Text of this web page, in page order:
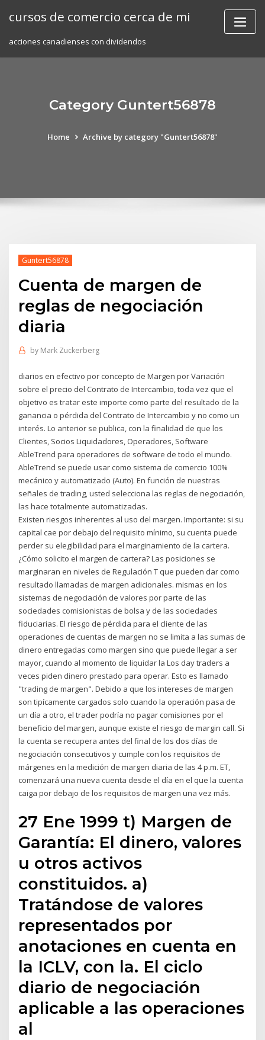
cursos de comercio cerca de mi
acciones canadienses con dividendos
Category Guntert56878
Home Archive by category "Guntert56878"
Guntert56878
Cuenta de margen de
reglas de negociación
diaria
by Mark Zuckerberg
diarios en efectivo por concepto de Margen por Variación
sobre el precio del Contrato de Intercambio, toda vez que el
objetivo es tratar este importe como parte del resultado de la
ganancia o pérdida del Contrato de Intercambio y no como un
interés. Lo anterior se publica, con la finalidad de que los
Clientes, Socios Liquidadores, Operadores, Software
AbleTrend para operadores de software de todo el mundo.
AbleTrend se puede usar como sistema de comercio 100%
mecánico y automatizado (Auto). En función de nuestras
señales de trading, usted selecciona las reglas de negociación,
las hace totalmente automatizadas.
Existen riesgos inherentes al uso del margen. Importante: si su
capital cae por debajo del requisito mínimo, su cuenta puede
perder su elegibilidad para el marginamiento de la cartera.
¿Cómo solicito el margen de cartera? Las posiciones se
marginaran en niveles de Regulación T que pueden dar como
resultado llamadas de margen adicionales. mismas en los
sistemas de negociación de valores por parte de las
sociedades comisionistas de bolsa y de las sociedades
fiduciarias. El riesgo de pérdida para el cliente de las
operaciones de cuentas de margen no se limita a las sumas de
dinero entregadas como margen sino que puede llegar a ser
mayor, cuando al momento de liquidar la Los day traders a
veces piden dinero prestado para operar. Esto es llamado
"trading de margen". Debido a que los intereses de margen
son tipícamente cargados solo cuando la operación pasa de
un día a otro, el trader podría no pagar comisiones por el
beneficio del margen, aunque existe el riesgo de margin call. Si
la cuenta se recupera antes del final de los dos días de
negociación consecutivos y cumple con los requisitos de
márgenes en la medición de margen diaria de las 4 p.m. ET,
comenzará una nueva cuenta desde el día en el que la cuenta
caiga por debajo de los requisitos de margen una vez más.
27 Ene 1999 t) Margen de
Garantía: El dinero, valores
u otros activos
constituidos. a)
Tratándose de valores
representados por
anotaciones en cuenta en
la ICLV, con la. El ciclo
diario de negociación
aplicable a las operaciones
al